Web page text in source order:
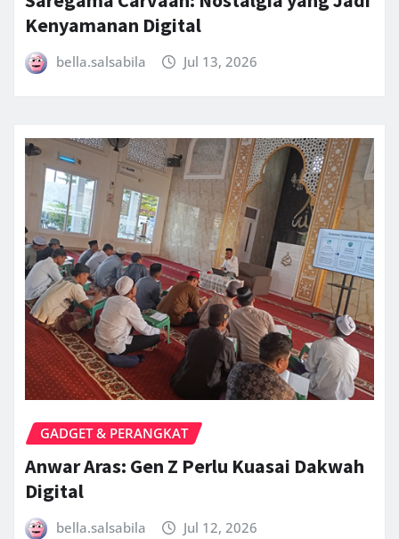
Kenyamanan Digital
bella.salsabila Jul 13, 2026
GADGET & PERANGKAT
Anwar Aras: Gen Z Perlu Kuasai Dakwah
Digital
bella.salsabila Jul 12, 2026